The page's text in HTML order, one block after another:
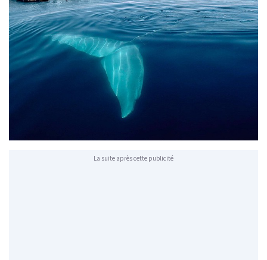
La suite après cette publicité